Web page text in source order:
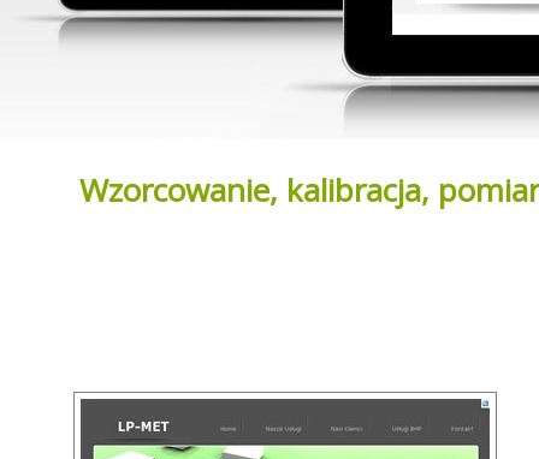
Wzorcowanie, kalibracja,